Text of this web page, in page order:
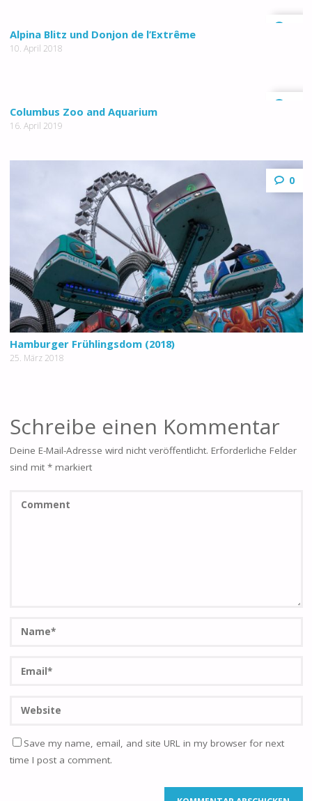
Alpina Blitz und Donjon de l’Extrême
10. April 2018
Columbus Zoo and Aquarium
16. April 2019
0
Hamburger Frühlingsdom (2018)
25. März 2018
Schreibe einen Kommentar
Deine E-Mail-Adresse wird nicht veröffentlicht. Erforderliche Felder
sind mit *markiert
Save my name, email, and site URL in my browser for next
time I post a comment.